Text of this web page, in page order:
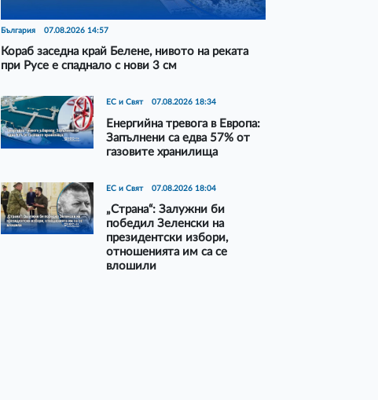
България 07.08.2026 14:57
Кораб заседна край Белене, нивото на реката
при Русе е спаднало с нови 3 см
ЕС и Свят 07.08.2026 18:34
Енергийна тревога в Европа:
Запълнени са едва 57% от
газовите хранилища
ЕС и Свят 07.08.2026 18:04
„Страна“: Залужни би
победил Зеленски на
президентски избори,
отношенията им са се
влошили